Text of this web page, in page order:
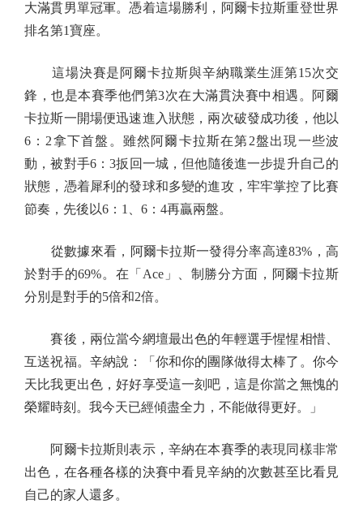
大滿貫男單冠軍。憑着這場勝利，阿爾卡拉斯重登世界
排名第1寶座。
這場決賽是阿爾卡拉斯與辛納職業生涯第15次交
鋒，也是本賽季他們第3次在大滿貫決賽中相遇。阿爾
卡拉斯一開場便迅速進入狀態，兩次破發成功後，他以
6：2拿下首盤。雖然阿爾卡拉斯在第2盤出現一些波
動，被對手6：3扳回一城，但他隨後進一步提升自己的
狀態，憑着犀利的發球和多變的進攻，牢牢掌控了比賽
節奏，先後以6：1、6：4再贏兩盤。
從數據來看，阿爾卡拉斯一發得分率高達83%，高
於對手的69%。在「Ace」、制勝分方面，阿爾卡拉斯
分別是對手的5倍和2倍。
賽後，兩位當今網壇最出色的年輕選手惺惺相惜、
互送祝福。辛納說：「你和你的團隊做得太棒了。你今
天比我更出色，好好享受這一刻吧，這是你當之無愧的
榮耀時刻。我今天已經傾盡全力，不能做得更好。」
阿爾卡拉斯則表示，辛納在本賽季的表現同樣非常
出色，在各種各樣的決賽中看見辛納的次數甚至比看見
自己的家人還多。